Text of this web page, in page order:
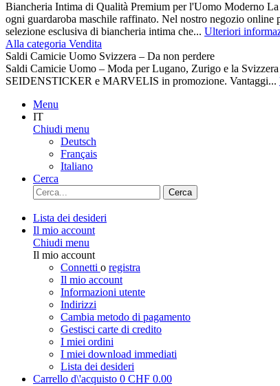
Biancheria Intima di Qualità Premium per l'Uomo Moderno La
ogni guardaroba maschile raffinato. Nel nostro negozio online
selezione esclusiva di biancheria intima che... Ulteriori
Alla categoria Vendita
Saldi Camicie Uomo Svizzera – Da non perdere
Saldi Camicie Uomo – Moda per Lugano, Zurigo e la
SEIDENSTICKER e MARVELIS in promozione. Vantaggi...
Menu
IT
Chiudi menu
Deutsch
Français
Italiano
Cerca
Cerca
Lista dei desideri
Il mio account
Chiudi menu
Il mio account
Connetti o registra
Il mio account
Informazioni utente
Indirizzi
Cambia metodo di pagamento
Gestisci carte di credito
I miei ordini
I miei download immediati
Lista dei desideri
Carrello d\'acquisto 0 CHF 0.00